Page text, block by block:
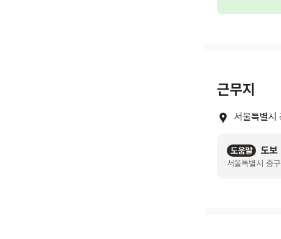
근무지
서울특별시
도움말 도보
서울특별시 중